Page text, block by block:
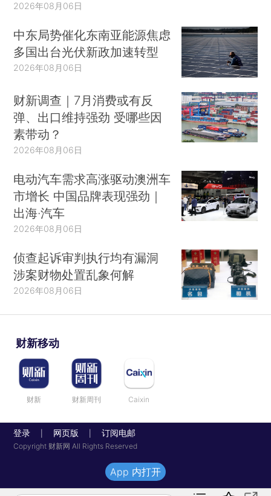
2026年08月06日
中东局势催化东南亚能源焦虑
多国出台光伏新政加速转型
2026年08月06日
财新调查｜7月消费或有反
弹、出口维持强劲 受哪些因
素带动？
2026年08月06日
电动汽车需求高涨驱动澳洲车
市增长 中国品牌表现强劲｜
出海·汽车
2026年08月06日
侦查起诉审判执行均有漏洞
涉案财物处置乱象何解
2026年08月06日
财新移动
财新 财新周刊 Caixin
登录 网页版 订阅电邮
Copyright 财新网 All Rights Reserved
App 内打开